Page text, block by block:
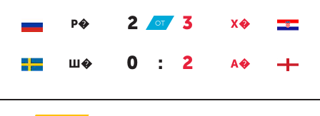
Р� 2 : 3 Х�
ОТ
Ш� 0 : 2 А�